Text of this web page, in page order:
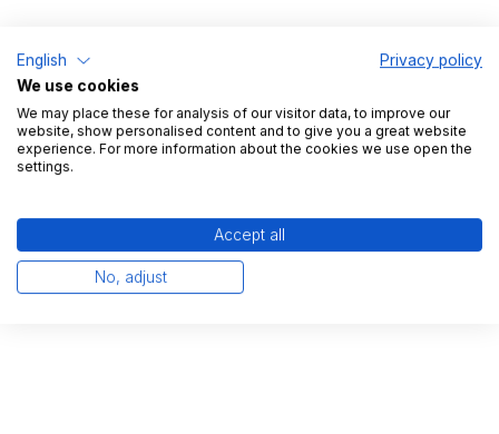
Unternehmensbeschreibung
Adidas ist ein weltweit führender Anbieter von
Sportartikeln und bietet eine breite Palette an
Kleidung und Accessoires. Das Unternehmen ist
bekannt für seine innovativen Designs und
English
Privacy policy
We use cookies
We may place these for analysis of our visitor data, to improve our
website, show personalised content and to give you a great website
experience. For more information about the cookies we use open the
settings.
Accept all
No, adjust